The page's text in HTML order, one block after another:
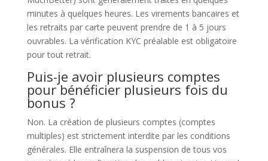
minutes à quelques heures. Les virements bancaires et
les retraits par carte peuvent prendre de 1 à 5 jours
ouvrables. La vérification KYC préalable est obligatoire
pour tout retrait.
Puis-je avoir plusieurs comptes
pour bénéficier plusieurs fois du
bonus ?
Non. La création de plusieurs comptes (comptes
multiples) est strictement interdite par les conditions
générales. Elle entraînera la suspension de tous vos